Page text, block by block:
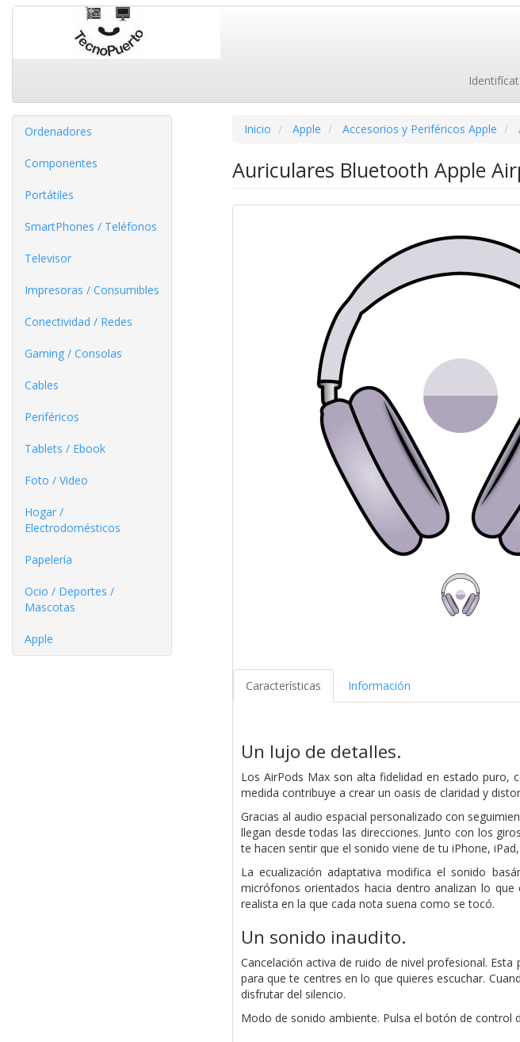
Ordenadores
Componentes
Portátiles
SmartPhones / Teléfonos
Televisor
Impresoras / Consumibles
Conectividad / Redes
Gaming / Consolas
Cables
Periféricos
Tablets / Ebook
Foto / Video
Hogar /
Electrodomésticos
Papelería
Ocio / Deportes /
Mascotas
Apple
Inicio Apple Accesorios y Periféricos Apple
Auriculares Bluetooth Apple
Características Información
Un lujo de detalles.
Los AirPods Max son alta fidelidad en estado puro,
medida contribuye a crear un oasis de claridad y
Gracias al audio espacial personalizado con
llegan desde todas las direcciones. Junto con los
te hacen sentir que el sonido viene de tu iPhone,
La ecualización adaptativa modifica el sonido
micrófonos orientados hacia dentro analizan lo
realista en la que cada nota suena como se tocó.
Un sonido inaudito.
Cancelación activa de ruido de nivel profesional.
para que te centres en lo que quieres escuchar.
disfrutar del silencio.
Modo de sonido ambiente. Pulsa el botón de control